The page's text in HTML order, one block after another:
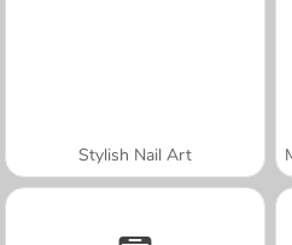
Stylish Nail Art